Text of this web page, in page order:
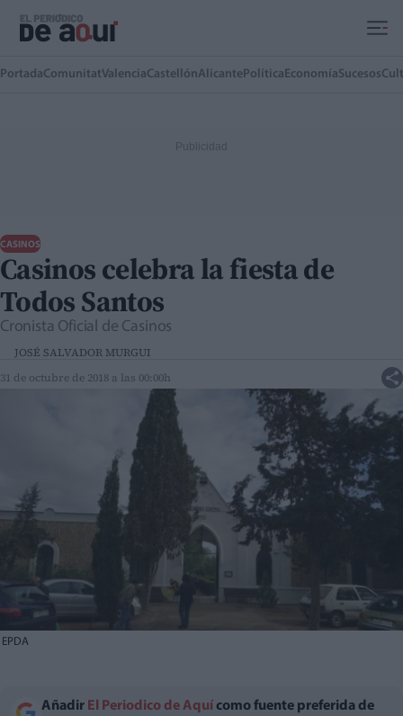
PortadaComunitatValenciaCastellónAlicante Política EconomíaSucesos
CASINOS
Casinos celebra la fiesta de
Todos Santos
Cronista Oficial de Casinos
JOSÉ SALVADOR MURGUI
31 de octubre de 2018 a las 00:00h
EPDA
Añadir El Periodico de Aquí como fuente preferida de